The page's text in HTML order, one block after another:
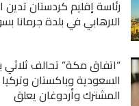
رئاسة إقليم كردستان تدين
الارهابي في بلدة جرمانا
“اتفاق مكة” تحالف ثلاثي
السعودية وباكستان
المشترك وأردوغان يعلق